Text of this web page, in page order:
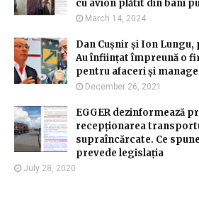
cu avion plătit din bani
March 14, 2024
Dan Cușnir și Ion
Au înființat împreună o
pentru afaceri și
December 26, 2021
EGGER dezinformează
recepționarea
supraîncărcate. Ce
prevede legislația
July 28, 2020